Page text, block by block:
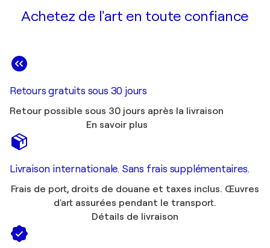
Achetez de l'art en toute confiance
Retours gratuits sous 30 jours
Retour possible sous 30 jours après la livraison
En savoir plus
Livraison internationale. Sans frais supplémentaires.
Frais de port, droits de douane et taxes inclus. Œuvres
d'art assurées pendant le transport.
Détails de livraison